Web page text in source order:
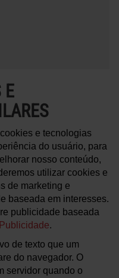
E
e tecnologias
do usuário, para
nosso conteúdo,
utilizar cookies e
de marketing e
baseada em interesses.
publicidade baseada
Publicidade.
de texto que um
do navegador. O
servidor quando o